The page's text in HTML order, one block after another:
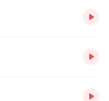
才能获得冠军，请大家
后能够坚持到底，小猫获